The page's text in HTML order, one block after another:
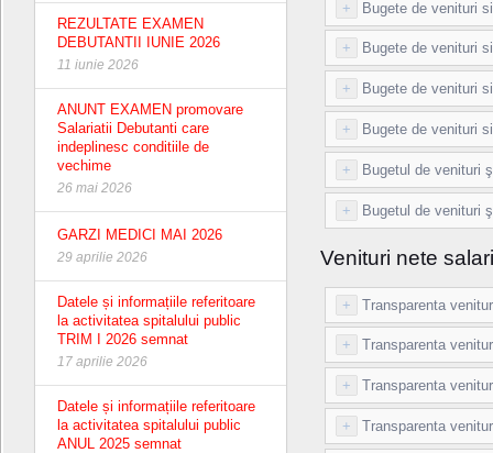
REZULTATE EXAMEN
DEBUTANTII IUNIE 2026
11 iunie 2026
ANUNT EXAMEN promovare
Salariatii Debutanti care
indeplinesc conditiile de
vechime
26 mai 2026
GARZI MEDICI MAI 2026
29 aprilie 2026
Datele și informațiile referitoare
la activitatea spitalului public
TRIM I 2026 semnat
17 aprilie 2026
Datele și informațiile referitoare
la activitatea spitalului public
ANUL 2025 semnat
+ Bugete de venituri
+ Bugete de venituri
+ Bugete de venituri
+ Bugete de venituri
+ Bugetul de venituri
+ Bugetul de venituri
Venituri nete
+ Transparenta
+ Transparenta
+ Transparenta
+ Transparenta